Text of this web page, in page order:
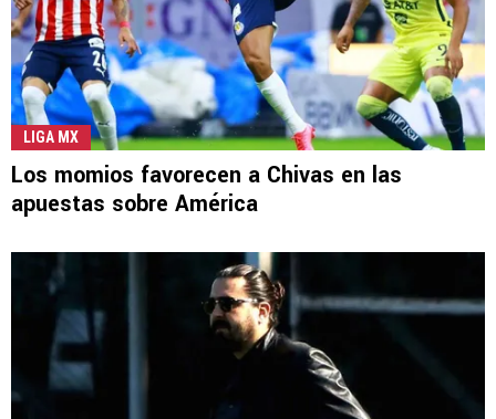
LIGA MX
Los momios favorecen a Chivas en las
apuestas sobre América